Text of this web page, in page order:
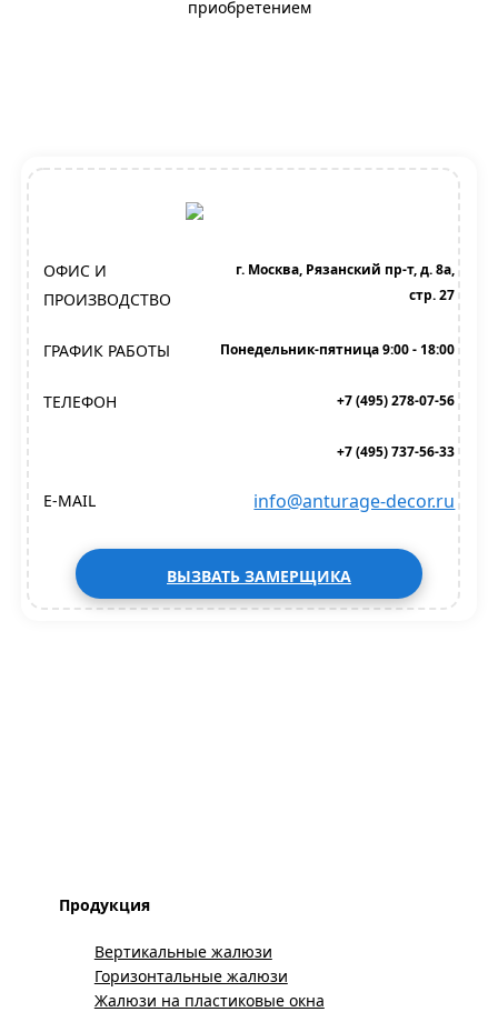
приобретением
ОФИС И
ПРОИЗВОДСТВО
г. Москва, Рязанский пр-т, д. 8а,
стр. 27
ГРАФИК РАБОТЫ Понедельник-пятница 9:00 - 18:00
ТЕЛЕФОН +7 (495) 278-07-56
+7 (495) 737-56-33
E-MAIL info@anturage-decor.ru
ВЫЗВАТЬ ЗАМЕРЩИКА
Продукция
Вертикальные жалюзи
Горизонтальные жалюзи
Жалюзи на пластиковые окна